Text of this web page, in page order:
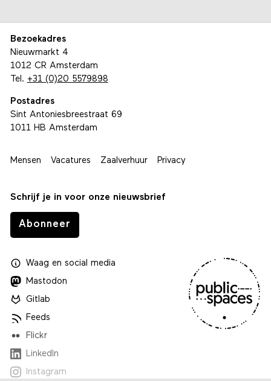
Bezoekadres
Nieuwmarkt 4
1012 CR Amsterdam
Tel. +31 (0)20 5579898
Postadres
Sint Antoniesbreestraat 69
1011 HB Amsterdam
Mensen Vacatures Zaalverhuur Privacy
Schrijf je in voor onze nieuwsbrief
Abonneer
Waagen social media
Mastodon
Gitlab
Feeds
Flickr
LinkedIn
Instagram